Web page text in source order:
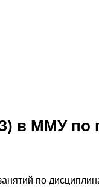
в ММУ по
по